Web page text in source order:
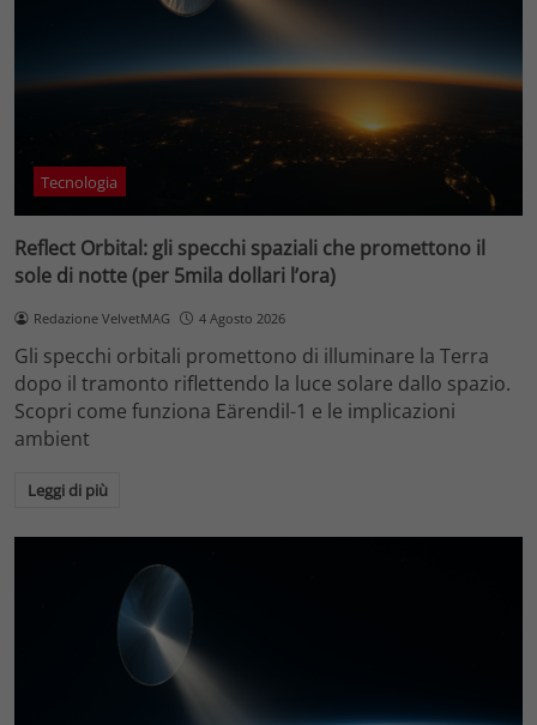
Tecnologia
Reflect Orbital: gli specchi spaziali che promettono il
sole di notte (per 5mila dollari l’ora)
Redazione VelvetMAG 4 Agosto 2026
Gli specchi orbitali promettono di illuminare la Terra
dopo il tramonto riflettendo la luce solare dallo spazio.
Scopri come funziona Eärendil-1 e le implicazioni
ambient
Leggi di più